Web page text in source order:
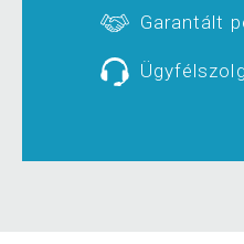
Garantált